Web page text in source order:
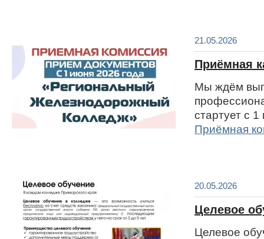
21.05.2026
Приёмная
Мы ждём
стартует с
Приёмная
20.05.2026
Целевое
Целевое